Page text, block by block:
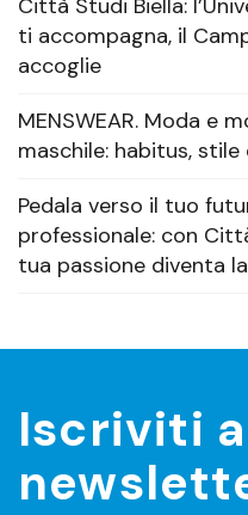
Città Studi Biella:
ti accompagna, il
accoglie
MENSWEAR. Moda e
maschile: habitus, stile
Pedala verso il tuo
professionale: con
tua passione diventa
Iscriviti